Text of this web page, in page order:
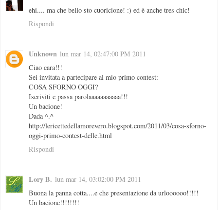
ehi.... ma che bello sto cuoricione! :) ed è anche tres chic!
Rispondi
Unknown lun mar 14, 02:47:00 PM 2011
Ciao cara!!!
Sei invitata a partecipare al mio primo contest:
COSA SFORNO OGGI?
Iscriviti e passa parolaaaaaaaaaaa!!!
Un bacione!
Dada ^.^
http://lericettedellamorevero.blogspot.com/2011/03/cosa-sforno-
oggi-primo-contest-delle.html
Rispondi
Lory B. lun mar 14, 03:02:00 PM 2011
Buona la panna cotta....e che presentazione da urloooooo!!!!!
Un bacione!!!!!!!!